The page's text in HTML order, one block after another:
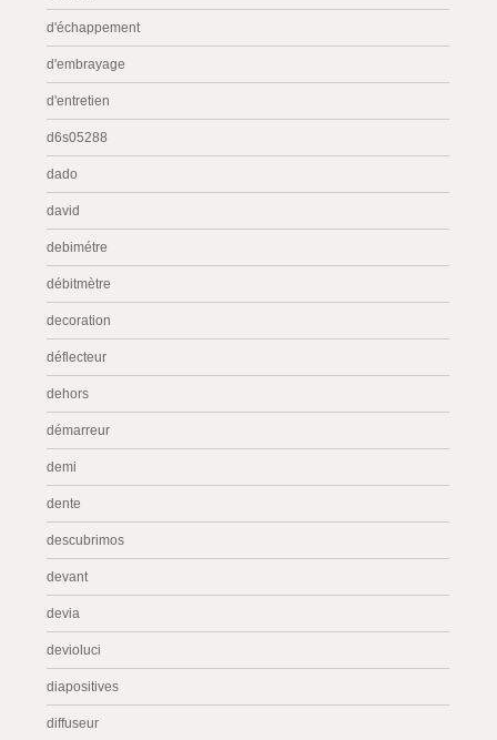
d'échappement
d'embrayage
d'entretien
d6s05288
dado
david
debimétre
débitmètre
decoration
déflecteur
dehors
démarreur
demi
dente
descubrimos
devant
devia
devioluci
diapositives
diffuseur